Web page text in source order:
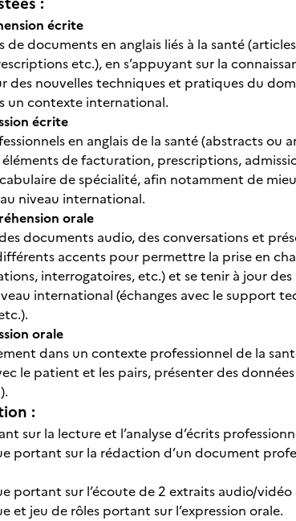
écrite
documents en anglais liés à la santé
etc.), en s’appuyant sur la
des nouvelles techniques et pratiques du
un contexte international.
écrite
en anglais de la santé (abstracts ou
de facturation, prescriptions,
de spécialité, afin notamment de
niveau international.
orale
documents audio, des conversations et
accents pour permettre la prise en
interrogatoires, etc.) et se tenir à jour
international (échanges avec le support
orale
dans un contexte professionnel de la
le patient et les pairs, présenter des
:
sur la lecture et l’analyse d’écrits
portant sur la rédaction d’un document
portant sur l’écoute de 2 extraits audio/
et jeu de rôles portant sur l’expression orale.